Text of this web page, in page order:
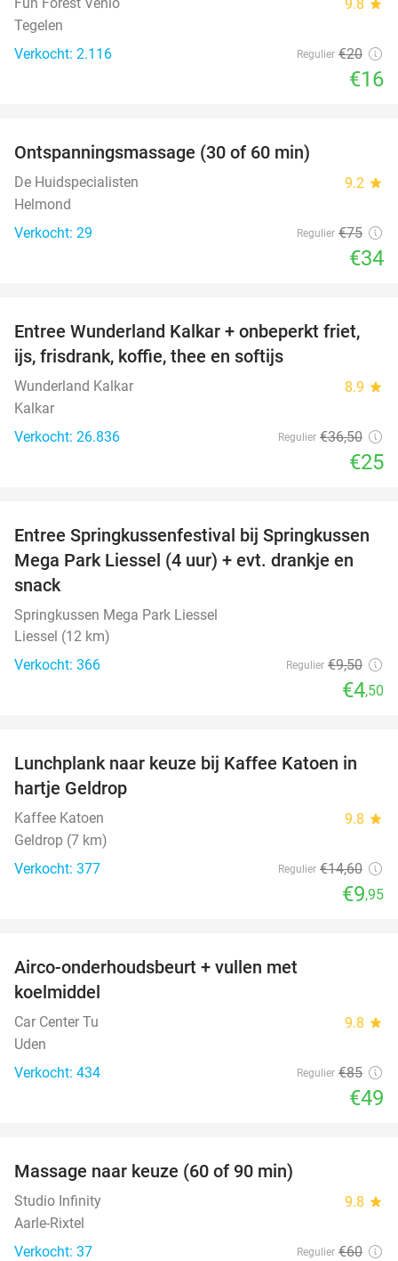
9.8
Tegelen
Verkocht: 2.116
Regulier €20
€16
Ontspanningsmassage (30 of 60 min)
De Huidspecialisten 9.2 star
Helmond
Verkocht: 29
Regulier €75
€34
32%
Entree Wunderland Kalkar + onbeperkt friet,
ijs, frisdrank, koffie, thee en softijs
Wunderland Kalkar 8.9 star
Kalkar
Verkocht: 26.836
Regulier €36,50
€25
53%
Entree Springkussenfestival bij Springkussen
Mega Park Liessel (4 uur) + evt. drankje en
snack
Springkussen Mega Park Liessel
Liessel (12 km)
Verkocht: 366
Regulier €9,50
€4,50
32%
Lunchplank naar keuze bij Kaffee Katoen in
hartje Geldrop
Kaffee Katoen 9.8 star
Geldrop (7 km)
Verkocht: 377
Regulier €14,60
€9,95
Airco-onderhoudsbeurt + vullen met
koelmiddel
Car Center Tu 9.8 star
Uden
Verkocht: 434
Regulier €85
€49
Massage naar keuze (60 of 90 min)
Studio Infinity 9.8 star
Aarle-Rixtel
Verkocht: 37
Regulier €60